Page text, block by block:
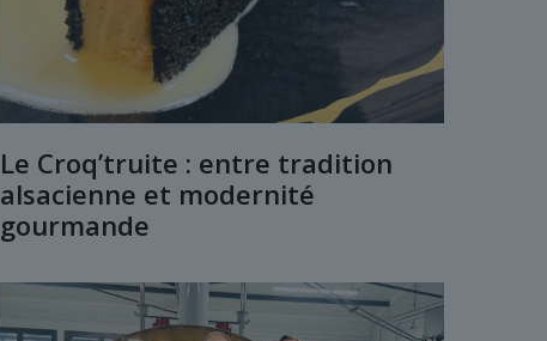
Le Croq’truite : entre tradition
alsacienne et modernité
gourmande